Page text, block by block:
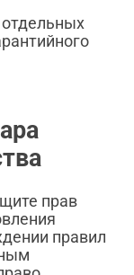
прав
правил